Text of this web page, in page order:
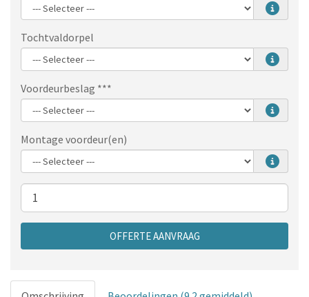
Tochtvaldorpel
Voordeurbeslag ***
Montage voordeur(en)
Aantal
OFFERTE AANVRAAG